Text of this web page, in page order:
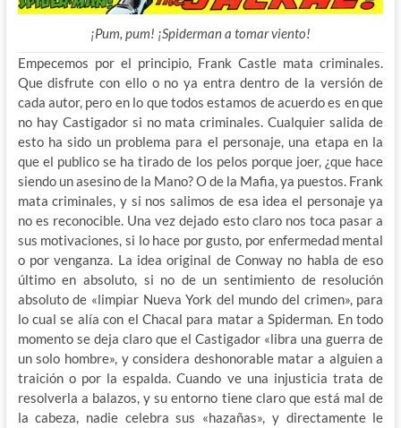
¡Pum, pum! ¡Spiderman a tomar viento!
Empecemos por el principio, Frank Castle mata criminales.
Que disfrute con ello o no ya entra dentro de la versión de
cada autor, pero en lo que todos estamos de acuerdo es en que
no hay Castigador si no mata criminales. Cualquier salida de
esto ha sido un problema para el personaje, una etapa en la
que el publico se ha tirado de los pelos porque joer, ¿que hace
siendo un asesino de la Mano? O de la Mafia, ya puestos. Frank
mata criminales, y si nos salimos de esa idea el personajeya
no es reconocible. Una vez dejado esto claro nos toca pasar a
sus motivaciones, si lo hace por gusto, por enfermedad mental
o por venganza. La idea original de Conway no habla de eso
último en absoluto, si no de un sentimiento de resolución
absoluto de «limpiar Nueva York del mundo del crimen», para
lo cual se alía con el Chacal para matar a Spiderman. En todo
momento se deja claro que el Castigador «libra una guerra de
un solo hombre», y considera deshonorable matar a alguien a
traición o por la espalda. Cuando ve una injusticia trata de
resolverla a balazos, y su entorno tiene claro que está mal de
la cabeza, nadie celebra sus «hazañas», y directamente le